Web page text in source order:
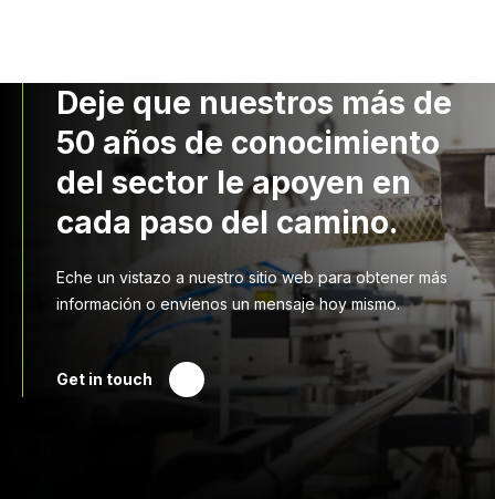
Deje que nuestros más de
50 años de conocimiento
del sector le apoyen en
cada paso del camino.
Eche un vistazo a nuestro sitio web para obtener más
información o envíenos un mensaje hoy mismo.
Get in touch